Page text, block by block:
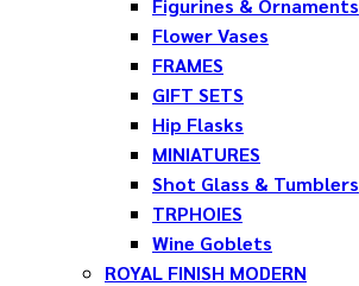
Figurines & Ornaments
Flower Vases
FRAMES
GIFT SETS
Hip Flasks
MINIATURES
Shot Glass & Tumblers
TRPHOIES
Wine Goblets
ROYAL FINISH MODERN